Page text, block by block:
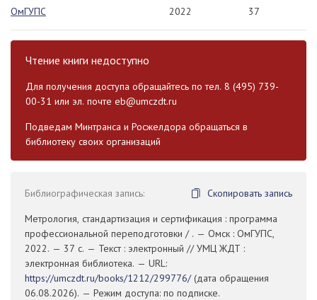
ОмГУПС
2022
37
Чтение книги недоступно
Для получения доступа обращайтесь по тел. 8 (495) 739-
00-31 или эл. почте eb@umczdt.ru
Подведам Минтранса и Росжелдора обращаться в
библиотеку своих организаций
Библиографическая запись:
Скопировать запись
Метрология, стандартизация и сертификация : программа
профессиональной переподготовки / . — Омск : ОмГУПС,
2022. — 37 с. — Текст : электронный // УМЦ ЖДТ :
электронная библиотека. — URL:
https://umczdt.ru/books/1212/299776/(дата обращения
06.08.2026). — Режим доступа: по подписке.